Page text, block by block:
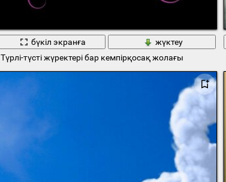
бүкіл экранға
жүктеу
Түрлі-түсті жүректері бар кемпірқосақ жолағы